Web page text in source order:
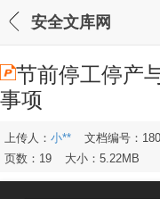
安全文库网
节前停工停产
事项
上传人： 小** 文档编号：
页数：19
大小：5.22MB